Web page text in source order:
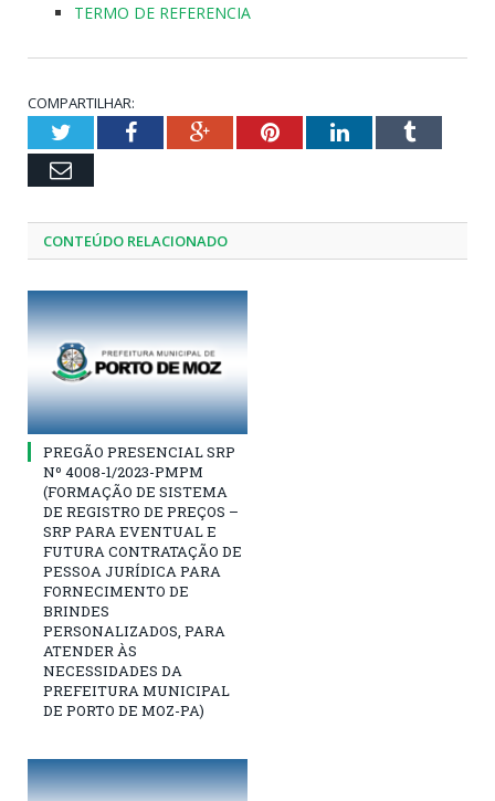
TERMO DE REFERENCIA
COMPARTILHAR:
TwitterFacebookGoogle+PinterestLinkedInTumblr
Email
CONTEÚDO RELACIONADO
PREGÃO PRESENCIAL SRP
Nº 4008-1/2023-PMPM
(FORMAÇÃO DE SISTEMA
DE REGISTRO DE PREÇOS –
SRP PARA EVENTUAL E
FUTURA CONTRATAÇÃO DE
PESSOA JURÍDICA PARA
FORNECIMENTO DE
BRINDES
PERSONALIZADOS, PARA
ATENDER ÀS
NECESSIDADES DA
PREFEITURA MUNICIPAL
DE PORTO DE MOZ-PA)